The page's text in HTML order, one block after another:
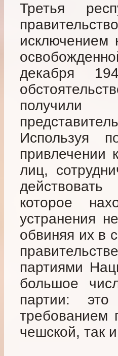
Третья
исключением
декабря
Используя
привлечении
лиц,
которое
устранения
обвиняя их в
партиями
большое
партии:
требованием
чешской, так